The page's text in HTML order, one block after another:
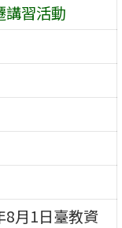
講習活動
8月1日臺教資